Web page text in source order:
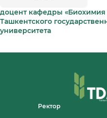
доцент кафедры «Биохимия
Ташкентского
университета
Ректор